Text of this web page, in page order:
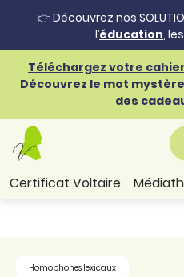
👉 Découvrez nos
l’éducation, les
Téléchargez votre
Découvrez le mot
des
Certificat Voltaire
Homophones lexicaux